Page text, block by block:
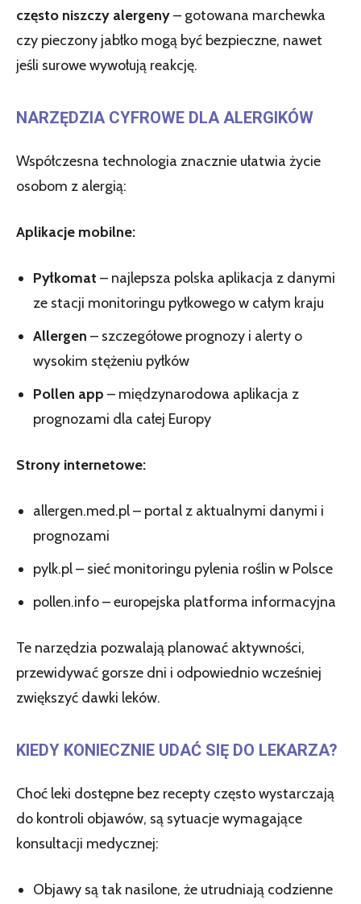
często niszczy alergeny– gotowana marchewka
czy pieczony jabłko mogą być bezpieczne, nawet
jeśli surowe wywołują reakcję.
NARZĘDZIA CYFROWE DLA ALERGIKÓW
Współczesna technologia znacznie ułatwia życie
osobom z alergią:
Aplikacje mobilne:
Pyłkomat – najlepsza polska aplikacja z danymi
ze stacji monitoringu pyłkowego w całym kraju
Allergen – szczegółowe prognozy i alerty o
wysokim stężeniu pyłków
Pollen app – międzynarodowa aplikacja z
prognozami dla całej Europy
Strony internetowe:
allergen.med.pl – portal z aktualnymi danymi i
prognozami
pylk.pl – sieć monitoringu pylenia roślin w Polsce
pollen.info – europejska platforma informacyjna
Te narzędzia pozwalają planować aktywności,
przewidywać gorsze dni i odpowiednio wcześniej
zwiększyć dawki leków.
KIEDY KONIECZNIE UDAĆ SIĘ DO LEKARZA?
Choć leki dostępne bez recepty często wystarczają
do kontroli objawów, są sytuacje wymagające
konsultacji medycznej:
Objawy są tak nasilone, że utrudniają codzienne